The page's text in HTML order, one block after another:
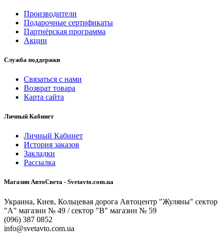
Производители
Подарочные сертификаты
Партнёрская программа
Акции
Служба поддержки
Связаться с нами
Возврат товара
Карта сайта
Личный Кабинет
Личный Кабинет
История заказов
Закладки
Рассылка
Магазин АвтоСвета - Svetavto.com.ua
Украина, Киев, Кольцевая дорога Автоцентр "Жуляны" сектор
"А" магазин № 49 / сектор "В" магазин № 59
(096) 387 0852
info@svetavto.com.ua